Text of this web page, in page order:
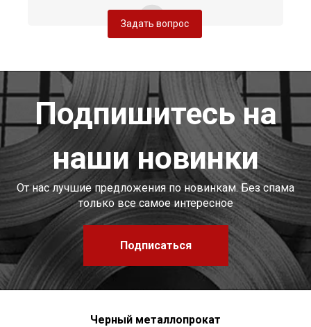
Задать вопрос
Подпишитесь на
наши новинки
От нас лучшие предложения по новинкам. Без спама
только все самое интересное
Подписаться
Черный металлопрокат